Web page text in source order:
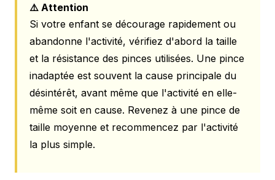
⚠️ Attention
Si votre enfant se décourage rapidement ou
abandonne l'activité, vérifiez d'abord la taille
et la résistance des pinces utilisées. Une pince
inadaptée est souvent la cause principale du
désintérêt, avant même que l'activité en elle-
même soit en cause. Revenez à une pince de
taille moyenne et recommencez par l'activité
la plus simple.